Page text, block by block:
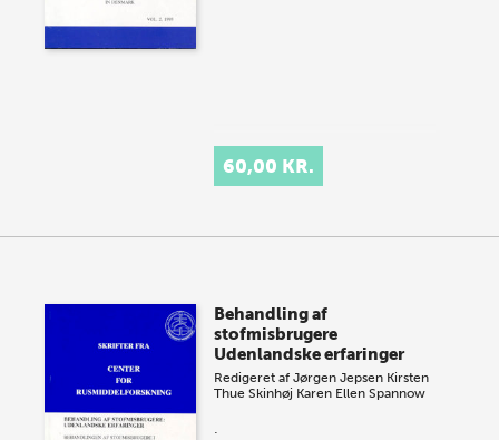
60,00 KR.
Behandling af
stofmisbrugere
Udenlandske erfaringer
Redigeret afJørgen Jepsen Kirsten
Thue Skinhøj Karen Ellen Spannow
.